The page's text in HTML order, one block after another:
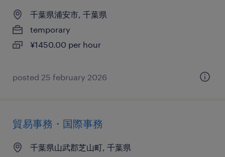
千葉県浦安市, 千葉県
temporary
¥1450.00 per hour
posted 25 february 2026
貿易事務・国際事務
千葉県山武郡芝山町, 千葉県